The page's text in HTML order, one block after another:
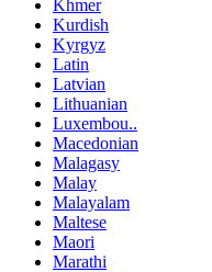
Khmer
Kurdish
Kyrgyz
Latin
Latvian
Lithuanian
Luxembou..
Macedonian
Malagasy
Malay
Malayalam
Maltese
Maori
Marathi